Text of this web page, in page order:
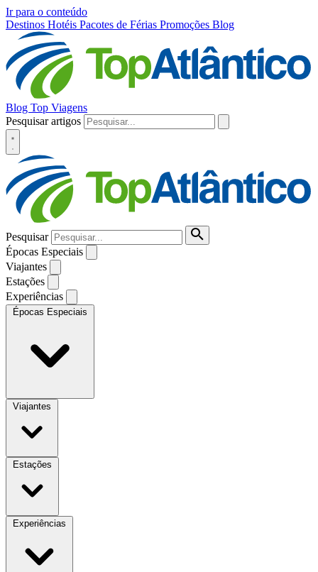
Ir para o conteúdo
Destinos Hotéis Pacotes de Férias Promoções Blog
Blog Top Viagens
Pesquisar artigos
Pesquisar
Épocas Especiais
Viajantes
Estações
Experiências
Épocas Especiais
Viajantes
Estações
Experiências